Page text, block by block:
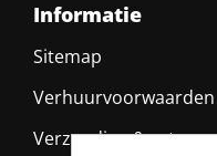
Informatie
Sitemap
Verhuurvoorwaarden
Verzending & retour